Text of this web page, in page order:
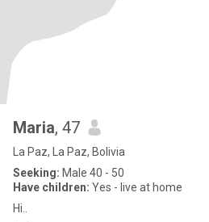
Maria, 47
La Paz, La Paz, Bolivia
Seeking: Male 40 - 50
Have children: Yes - live at home
Hi..